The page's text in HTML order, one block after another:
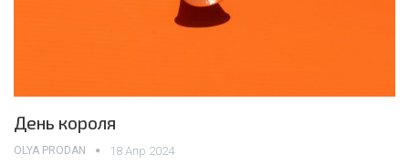
День короля
OLYA PRODAN
18 Апр 2024